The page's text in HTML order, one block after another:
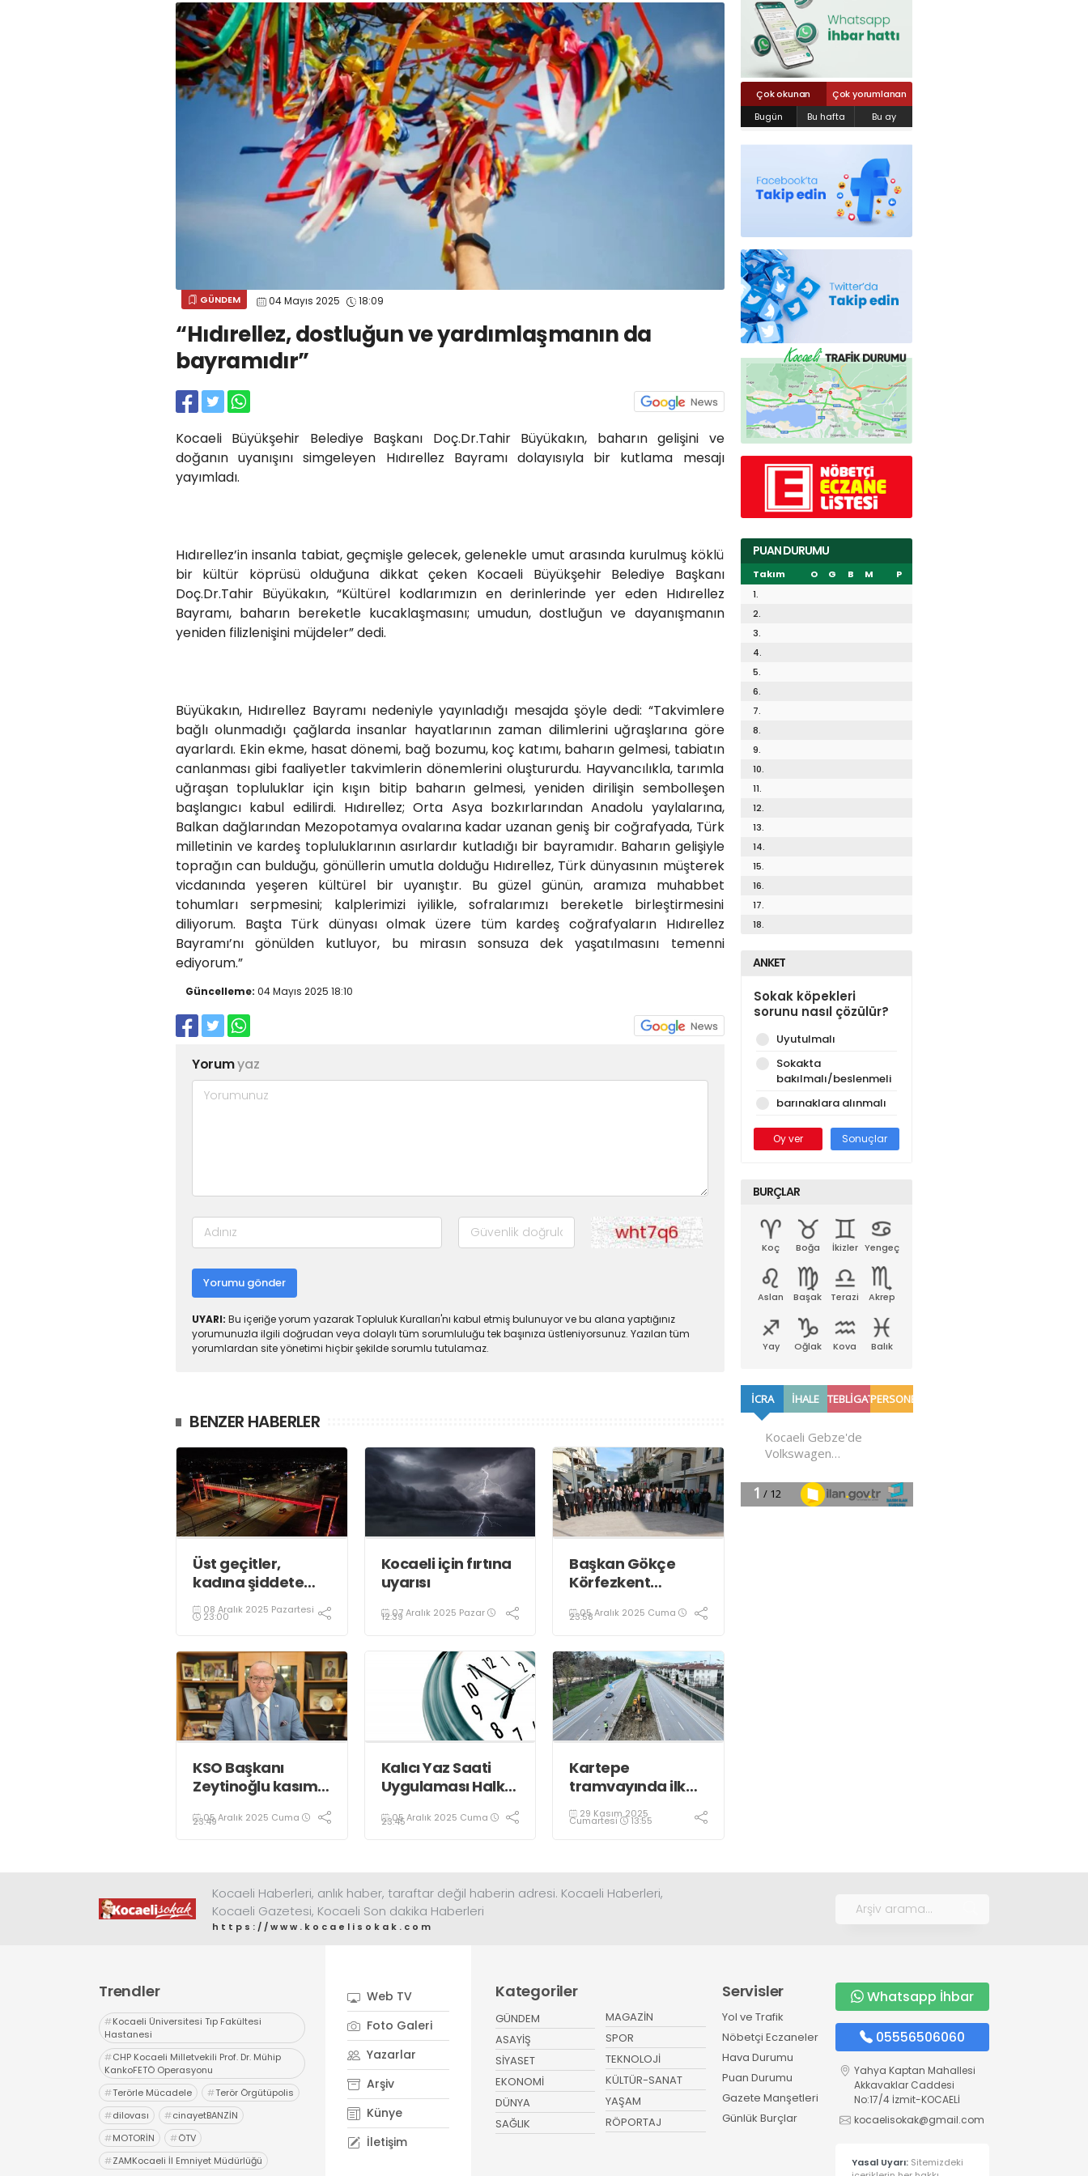
GÜNDEM 04 Mayıs 2025 18:09
“Hıdırellez, dostluğun ve yardımlaşmanın da
bayramıdır”
Kocaeli Büyükşehir Belediye Başkanı Doç.Dr.Tahir Büyükakın, baharın gelişini ve
doğanın uyanışını simgeleyen Hıdırellez Bayramı dolayısıyla bir kutlama mesajı
yayımladı.
Hıdırellez’in insanla tabiat, geçmişle gelecek, gelenekle umut arasında kurulmuş köklü
bir kültür köprüsü olduğuna dikkat çeken Kocaeli Büyükşehir Belediye Başkanı
Doç.Dr.Tahir Büyükakın, “Kültürel kodlarımızın en derinlerinde yer eden Hıdırellez
Bayramı, baharın bereketle kucaklaşmasını; umudun, dostluğun ve dayanışmanın
yeniden filizlenişini müjdeler” dedi.
Büyükakın, Hıdırellez Bayramı nedeniyle yayınladığı mesajda şöyle dedi: “Takvimlere
bağlı olunmadığı çağlarda insanlar hayatlarının zaman dilimlerini uğraşlarına göre
ayarlardı. Ekin ekme, hasat dönemi, bağ bozumu, koç katımı, baharın gelmesi, tabiatın
canlanması gibi faaliyetler takvimlerin dönemlerini oluştururdu. Hayvancılıkla, tarımla
uğraşan topluluklar için kışın bitip baharın gelmesi, yeniden dirilişin sembolleşen
başlangıcı kabul edilirdi. Hıdırellez; Orta Asya bozkırlarından Anadolu yaylalarına,
Balkan dağlarından Mezopotamya ovalarına kadar uzanan geniş bir coğrafyada, Türk
milletinin ve kardeş topluluklarının asırlardır kutladığı bir bayramıdır. Baharın gelişiyle
toprağın can bulduğu, gönüllerin umutla dolduğu Hıdırellez, Türk dünyasının müşterek
vicdanında yeşeren kültürel bir uyanıştır. Bu güzel günün, aramıza muhabbet
tohumları serpmesini; kalplerimizi iyilikle, sofralarımızı bereketle birleştirmesini
diliyorum. Başta Türk dünyası olmak üzere tüm kardeş coğrafyaların Hıdırellez
Bayramı’nı gönülden kutluyor, bu mirasın sonsuza dek yaşatılmasını temenni
ediyorum.”
Güncelleme: 04 Mayıs 2025 18:10
Yorumyaz
Yorumu gönder
UYARI: Bu içeriğe yorum yazarak Topluluk Kuralları'nı kabul etmiş bulunuyor ve bu alana yaptığınız
yorumunuzla ilgili doğrudan veya dolaylı tüm sorumluluğu tek başınıza üstleniyorsunuz. Yazılan tüm
yorumlardan site yönetimi hiçbir şekilde sorumlu tutulamaz.
BENZER HABERLER
Üst geçitler,
kadına şiddete
karşı “turuncu”
renkle aydınlatıldı;
08 Aralık 2025 Pazartesi
23:00
Kocaeli için fırtına
uyarısı
07 Aralık 2025 Pazar
12:39
Başkan Gökçe
Körfezkent
Oldu
05 Aralık 2025 Cuma
23:58
KSO Başkanı
Zeytinoğlu kasım
verilerini
05 Aralık 2025 Cuma
23:49
Kalıcı Yaz Saati
Uygulaması Halkın
Ediyor!
05 Aralık 2025 Cuma
23:45
Kartepe
tramvayında ilk
kepçe vuruldu
29 Kasım 2025
Cumartesi 13:55
Çok okunan
Çok yorumlanan
Bugün
Bu hafta Bu ay
PUAN DURUMU
Takım O G B M
P
1.
2.
3.
4.
5.
6.
7.
8.
9.
10.
11.
12.
13.
14.
15.
16.
17.
18.
ANKET
Sokak köpekleri
sorunu nasıl çözülür?
Uyutulmalı
Sokakta
bakılmalı/beslenmeli
barınaklara alınmalı
Oy ver Sonuçlar
BURÇLAR
Koç Boğa İkizler Yengeç
Aslan Başak Terazi Akrep
Yay Oğlak Kova Balık
Kocaeli Haberleri, anlık haber, taraftar değil haberin adresi. Kocaeli Haberleri,
Kocaeli Gazetesi, Kocaeli Son dakika Haberleri
https://www.kocaelisokak.com
Trendler
#Kocaeli Üniversitesi Tıp Fakültesi
Hastanesi
#CHP Kocaeli Milletvekili Prof. Dr. Mühip
KankoFETÖ Operasyonu
#Terörle Mücadele #Terör Örgütüpolis
#dilovası #cinayetBANZİN
#MOTORİN #ÖTV
#ZAMKocaeli İl Emniyet Müdürlüğü
Web TV
Foto Galeri
Yazarlar
Arşiv
Künye
İletişim
Kategoriler
GÜNDEM
ASAYİŞ
SİYASET
EKONOMİ
DÜNYA
SAĞLIK
MAGAZİN
SPOR
TEKNOLOJİ
KÜLTÜR-SANAT
YAŞAM
RÖPORTAJ
Servisler
Yol ve Trafik
Nöbetçi Eczaneler
Hava Durumu
Puan Durumu
Gazete Manşetleri
Günlük Burçlar
Whatsapp İhbar
05556506060
Yahya Kaptan Mahallesi
Akkavaklar Caddesi
No:17/4 İzmit-KOCAELİ
kocaelisokak@gmail.com
Yasal Uyarı: Sitemizdeki
Yahya Kaptan Mahallesi Akkavaklar
kocaelisokak@gmail.com